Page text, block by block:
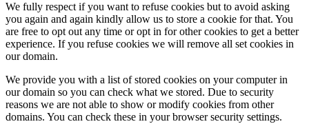
We fully respect if you want to refuse cookies but to avoid asking
you again and again kindly allow us to store a cookie for that. You
are free to opt out any time or opt in for other cookies to get a better
experience. If you refuse cookies we will remove all set cookies in
our domain.
We provide you with a list of stored cookies on your computer in
our domain so you can check what we stored. Due to security
reasons we are not able to show or modify cookies from other
domains. You can check these in your browser security settings.